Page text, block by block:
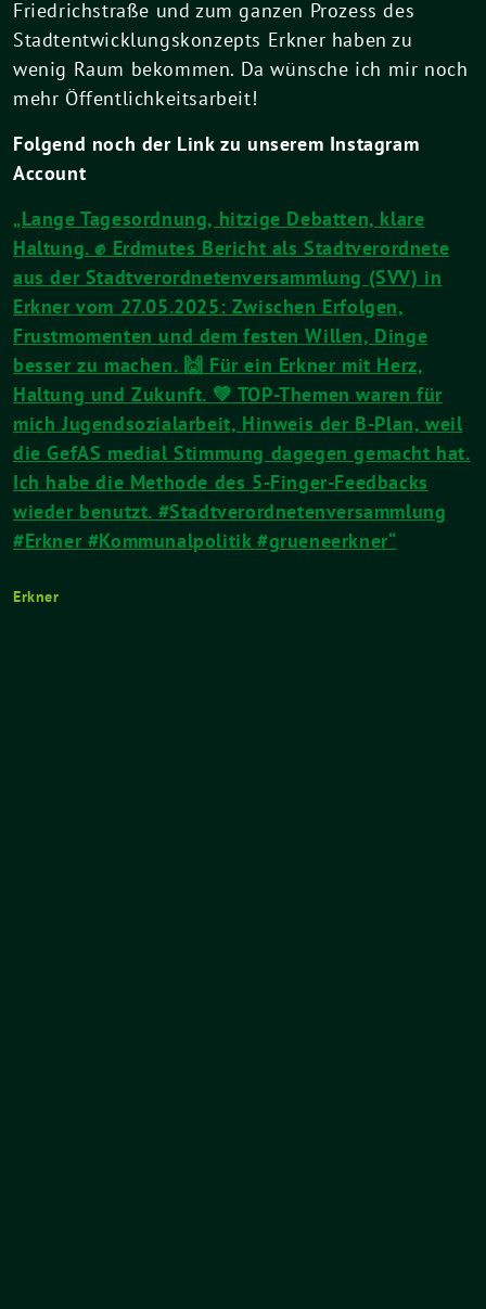
Friedrichstraße und zum ganzen Prozess des
Stadtentwicklungskonzepts Erkner haben zu
wenig Raum bekommen. Da wünsche ich mir noch
mehr Öffentlichkeitsarbeit!
Folgend noch der Link zu unserem Instagram
Account
„Lange Tagesordnung, hitzige Debatten, klare
Haltung. ✊ Erdmutes Bericht als Stadtverordnete
aus der Stadtverordnetenversammlung (SVV) in
Erkner vom 27.05.2025: Zwischen Erfolgen,
Frustmomenten und dem festen Willen, Dinge
besser zu machen. 🙌 Für ein Erkner mit Herz,
Haltung und Zukunft. 💚 TOP-Themen waren für
mich Jugendsozialarbeit, Hinweis der B-Plan, weil
die GefAS medial Stimmung dagegen gemacht hat.
Ich habe die Methode des 5-Finger-Feedbacks
wieder benutzt. #Stadtverordnetenversammlung
#Erkner #Kommunalpolitik #grueneerkner“
Erkner